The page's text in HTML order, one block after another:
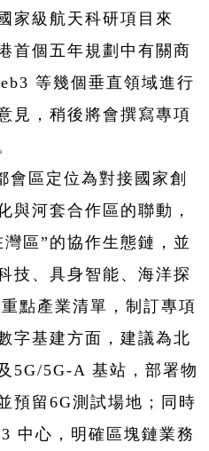
家級航天科研項目來
首個五年規劃中有關商
等幾個垂直領域進行
見，稍後將會撰寫專項
會區定位為對接國家創
與河套合作區的聯動，
區”的協作生態鏈，並
技、具身智能、海洋探
點產業清單，制訂專項
字基建方面，建議為北
5G/5G-A 基站，部署物
預留6G測試場地；同時
中心，明確區塊鏈業務